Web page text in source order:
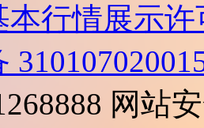
本行情展示许
网站